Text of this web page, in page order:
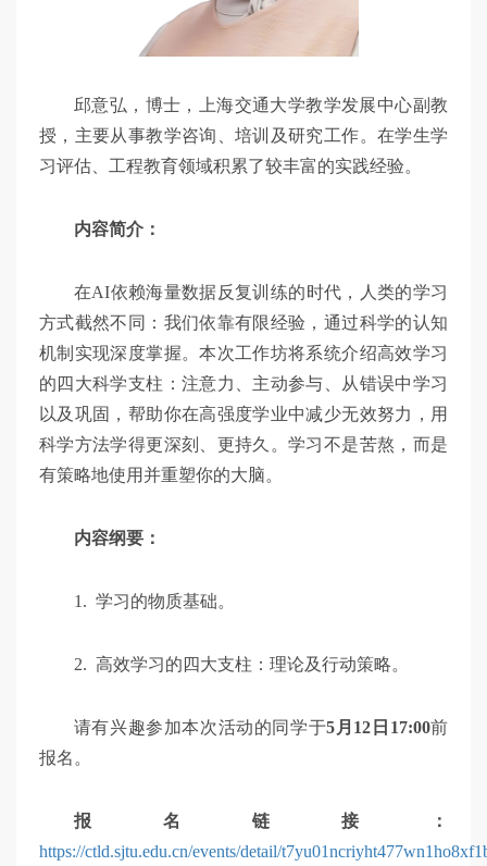
邱意弘，博士，上海交通大学教学发展中心副教
授，主要从事教学咨询、培训及研究工作。在学生学
习评估、工程教育领域积累了较丰富的实践经验。
内容简介：
在AI依赖海量数据反复训练的时代，人类的学习
方式截然不同：我们依靠有限经验，通过科学的认知
机制实现深度掌握。本次工作坊将系统介绍高效学习
的四大科学支柱：注意力、主动参与、从错误中学习
以及巩固，帮助你在高强度学业中减少无效努力，用
科学方法学得更深刻、更持久。学习不是苦熬，而是
有策略地使用并重塑你的大脑。
内容纲要：
1. 学习的物质基础。
2. 高效学习的四大支柱：理论及行动策略。
请有兴趣参加本次活动的同学于5月12日17:00前
报名。
报名链接：
https://ctld.sjtu.edu.cn/events/detail/